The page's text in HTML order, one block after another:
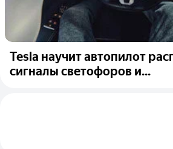
Tesla научит автопилот
сигналы светофоров и...